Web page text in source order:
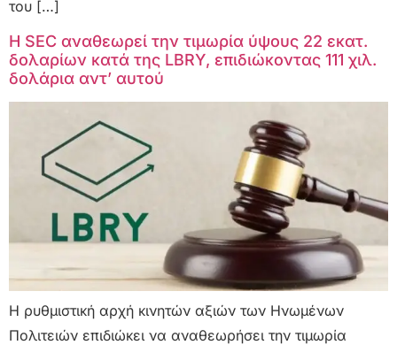
του […]
Η SEC αναθεωρεί την τιμωρία ύψους 22 εκατ.
δολαρίων κατά της LBRY, επιδιώκοντας 111 χιλ.
δολάρια αντ’ αυτού
Η ρυθμιστική αρχή κινητών αξιών των Ηνωμένων
Πολιτειών επιδιώκει να αναθεωρήσει την τιμωρία